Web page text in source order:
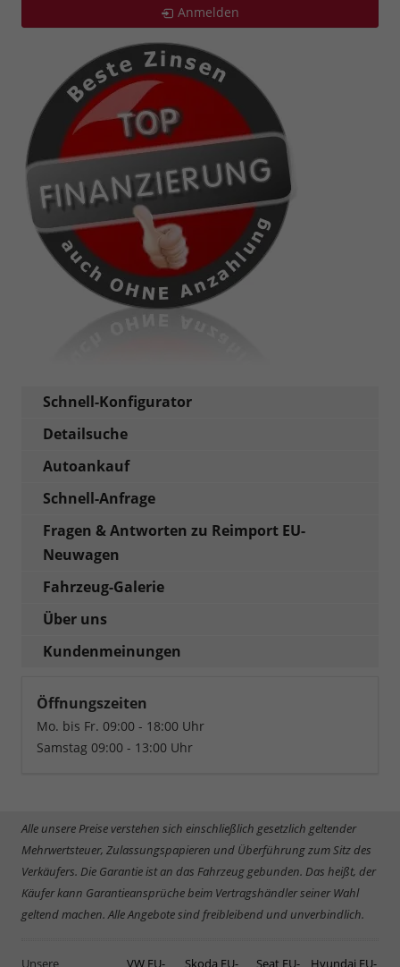
Anmelden
Schnell-Konfigurator
Detailsuche
Autoankauf
Schnell-Anfrage
Fragen & Antworten zu Reimport EU-
Neuwagen
Fahrzeug-Galerie
Über uns
Kundenmeinungen
Öffnungszeiten
Mo. bis Fr. 09:00 - 18:00 Uhr
Samstag 09:00 - 13:00 Uhr
Alle unsere Preise verstehen sich einschließlich gesetzlich geltender
Mehrwertsteuer, Zulassungspapieren und Überführung zum Sitz des
Verkäufers. Die Garantie ist an das Fahrzeug gebunden. Das heißt, der
Käufer kann Garantieansprüche beim Vertragshändler seiner Wahl
geltend machen. Alle Angebote sind freibleibend und unverbindlich.
Unsere VW EU- Skoda EU- Seat EU- Hyundai EU-